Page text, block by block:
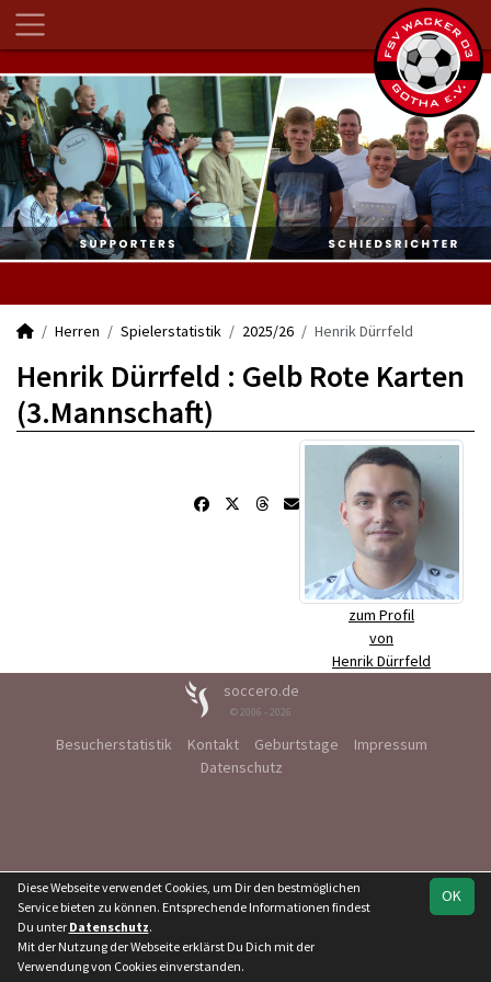
Herren Spielerstatistik 2025/26 Henrik Dürrfeld
Henrik Dürrfeld : Gelb Rote Karten
(3.Mannschaft)
zum Profil
von
Henrik Dürrfeld
soccero.de
© 2006 - 2026
Besucherstatistik Kontakt Geburtstage
Impressum
Datenschutz
OK
Diese Webseite verwendet Cookies, um Dir den bestmöglichen
Service bieten zu können. Entsprechende Informationen findest
Du unter Datenschutz.
Mit der Nutzung der Webseite erklärst Du Dich mit der
Verwendung von Cookies einverstanden.